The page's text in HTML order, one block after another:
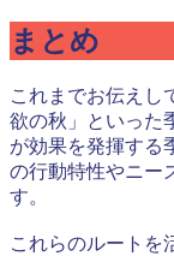
まとめ
これまでお伝えし
欲の秋」といった
が効果を発揮する
の行動特性やニー
す。
これらのルートを